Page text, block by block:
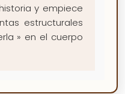
y empiece
estructurales
» en el cuerpo